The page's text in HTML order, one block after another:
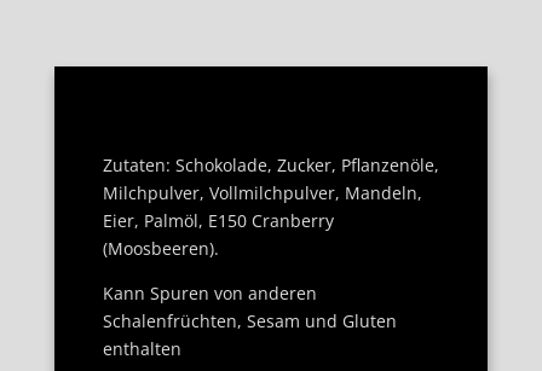
Zutaten: Schokolade, Zucker, Pflanzenöle,
Milchpulver, Vollmilchpulver, Mandeln,
Eier, Palmöl, E150 Cranberry
(Moosbeeren).
Kann Spuren von anderen
Schalenfrüchten, Sesam und Gluten
enthalten